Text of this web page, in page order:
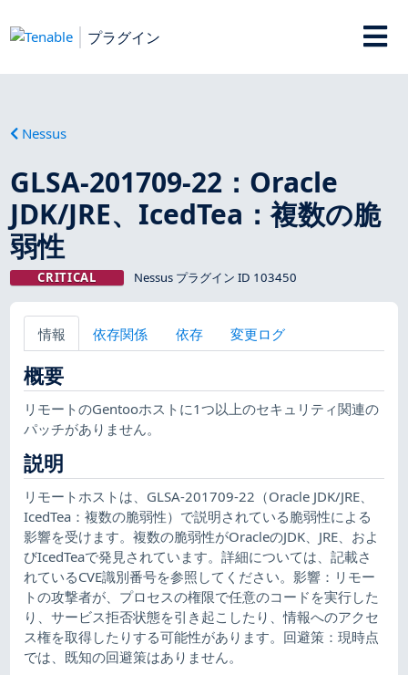
プラグイン
Nessus
GLSA-201709-22：Oracle
JDK/JRE、IcedTea：複数の脆
弱性
CRITICAL Nessus プラグイン ID 103450
情報 依存関係 依存 変更ログ
概要
リモートのGentooホストに1つ以上のセキュリティ関連の
パッチがありません。
説明
リモートホストは、GLSA-201709-22（Oracle JDK/JRE、
IcedTea：複数の脆弱性）で説明されている脆弱性による
影響を受けます。複数の脆弱性がOracleのJDK、JRE、およ
びIcedTeaで発見されています。詳細については、記載さ
れているCVE識別番号を参照してください。影響：リモー
トの攻撃者が、プロセスの権限で任意のコードを実行した
り、サービス拒否状態を引き起こしたり、情報へのアクセ
ス権を取得したりする可能性があります。回避策：現時点
では、既知の回避策はありません。